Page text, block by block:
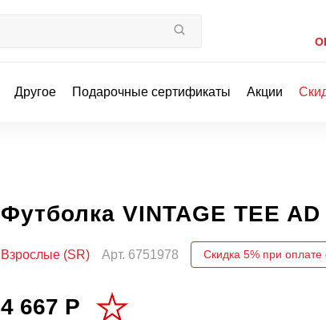
Другое Подарочные сертификаты Акции
Футболка VINTAGE TEE AD
Взрослые (SR) Арт. 6751978 Скидка 5% при оплате
4 667 Р